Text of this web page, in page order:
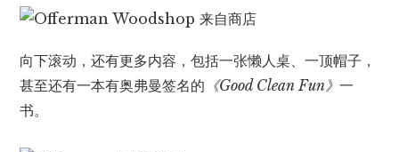
向下滚动，还有更多内容，包括一张懒人桌、一顶帽子，
甚至还有一本有奥弗曼签名的 《Good Clean Fun》一
书。